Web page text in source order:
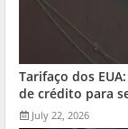
Tarifaço dos
de crédito para
July 22, 2026